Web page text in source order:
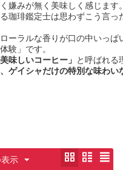
嫌みが無く美味しく感じます
珈琲鑑定士は思わずこう言っ
ーラルな香りが口の中いっぱ
験」です。
味しいコーヒー」 と呼ばれる
ゲイシャだけの特別な味わい
示